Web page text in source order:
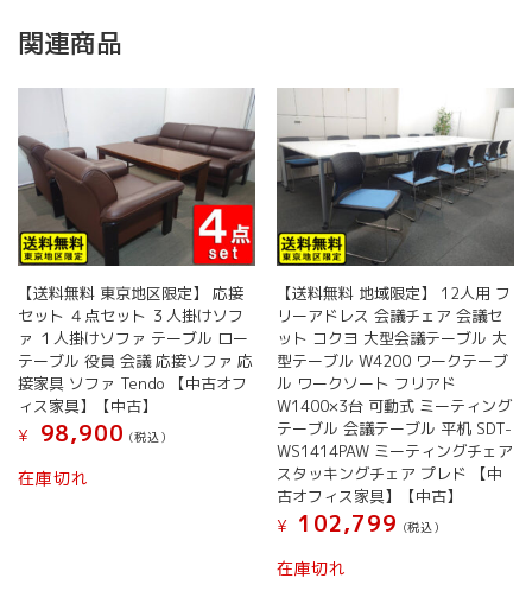
関連商品
【送料無料 東京地区限定】 応接
セット ４点セット ３人掛けソフ
ァ １人掛けソファ テーブル ロー
テーブル 役員 会議 応接ソファ 応
接家具 ソファ Tendo 【中古オフ
ィス家具】【中古】
¥
98,900 (税込）
在庫切れ
【送料無料 地域限定】 12人用 フ
リーアドレス 会議チェア 会議セ
ット コクヨ 大型会議テーブル 大
型テーブル W4200 ワークテーブ
ル ワークソート フリアド
W1400×3台 可動式 ミーティング
テーブル 会議テーブル 平机 SDT-
WS1414PAW ミーティングチェア
スタッキングチェア プレド 【中
古オフィス家具】【中古】
¥
102,799 (税込）
在庫切れ